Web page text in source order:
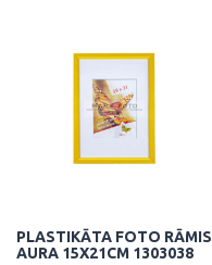
PLASTIKĀTA FOTO RĀMIS
AURA 15X21CM 1303038